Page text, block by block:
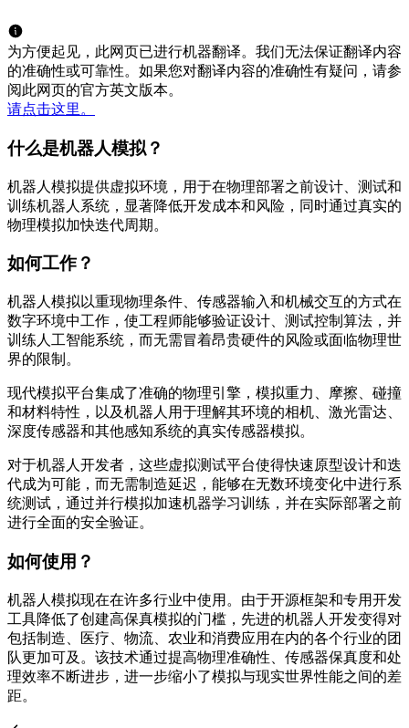
为方便起见，此网页已进行机器翻译。我们无法保证翻译内容
的准确性或可靠性。如果您对翻译内容的准确性有疑问，请参
阅此网页的官方英文版本。
请点击这里。
什么是机器人模拟？
机器人模拟提供虚拟环境，用于在物理部署之前设计、测试和
训练机器人系统，显著降低开发成本和风险，同时通过真实的
物理模拟加快迭代周期。
如何工作？
机器人模拟以重现物理条件、传感器输入和机械交互的方式在
数字环境中工作，使工程师能够验证设计、测试控制算法，并
训练人工智能系统，而无需冒着昂贵硬件的风险或面临物理世
界的限制。
现代模拟平台集成了准确的物理引擎，模拟重力、摩擦、碰撞
和材料特性，以及机器人用于理解其环境的相机、激光雷达、
深度传感器和其他感知系统的真实传感器模拟。
对于机器人开发者，这些虚拟测试平台使得快速原型设计和迭
代成为可能，而无需制造延迟，能够在无数环境变化中进行系
统测试，通过并行模拟加速机器学习训练，并在实际部署之前
进行全面的安全验证。
如何使用？
机器人模拟现在在许多行业中使用。由于开源框架和专用开发
工具降低了创建高保真模拟的门槛，先进的机器人开发变得对
包括制造、医疗、物流、农业和消费应用在内的各个行业的团
队更加可及。该技术通过提高物理准确性、传感器保真度和处
理效率不断进步，进一步缩小了模拟与现实世界性能之间的差
距。